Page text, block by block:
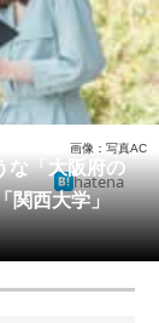
な「大阪府の
関西大学」
画像：写真AC
hatena